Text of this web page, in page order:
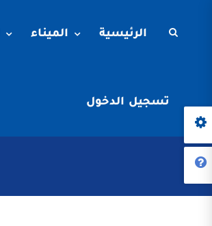
الرئيسية الميناء
تسجيل الدخول